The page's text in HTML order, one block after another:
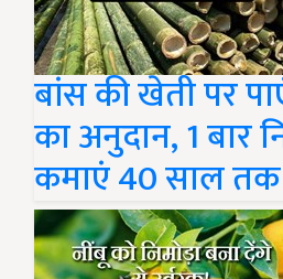
बांस की खेती पर
का अनुदान, 1 बार
कमाएं 40 साल